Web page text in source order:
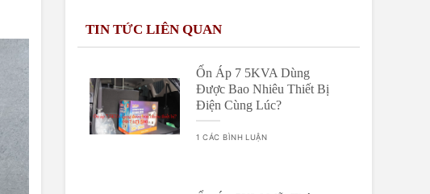
Lê thị nhung
098xxx746 -lenhungxxxx@gmail.com
TIN TỨC LIÊN QUAN
Ốn Áp 7 5KVA Dùng
Được Bao Nhiêu Thiết Bị
Điện Cùng Lúc?
1 CÁC BÌNH LUẬN